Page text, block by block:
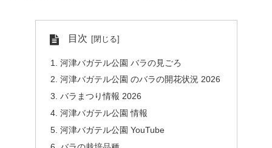
目次
河津バガテル公園 バラの見ごろ
河津バガテル公園 のバラの開花状況 2026
バラまつり情報 2026
河津バガテル公園 情報
河津バガテル公園 YouTube